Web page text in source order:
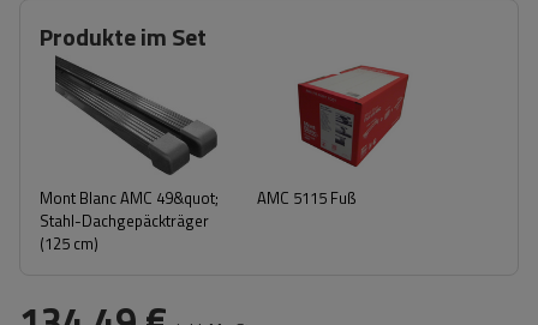
Produkte im Set
Mont Blanc AMC 49&quot;
Stahl-Dachgepäckträger
(125 cm)
AMC 5115 Fuß